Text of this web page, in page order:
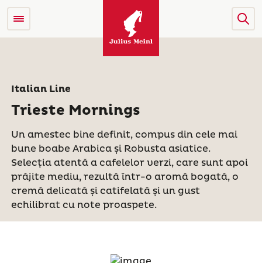
Italian Line
Trieste Mornings
Un amestec bine definit, compus din cele mai
bune boabe Arabica și Robusta asiatice.
Selecția atentă a cafelelor verzi, care sunt apoi
prăjite mediu, rezultă într-o aromă bogată, o
cremă delicată și catifelată și un gust
echilibrat cu note proaspete.